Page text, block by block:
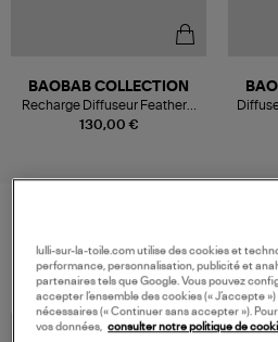
130,00 €
BAOBAB COLLECTION
Recharge Diffuseur Feathers,
1L
VOS DERNIERS PRODUITS VUS
lulli-sur-la-toile.com utilise des cookies et
performance, personnalisation, publicité et
partenaires tels que Google. Vous pouvez
accepter l’ensemble des cookies (« J’accepte
nécessaires (« Continuer sans accepter »).
vos données, consulter notre politique de